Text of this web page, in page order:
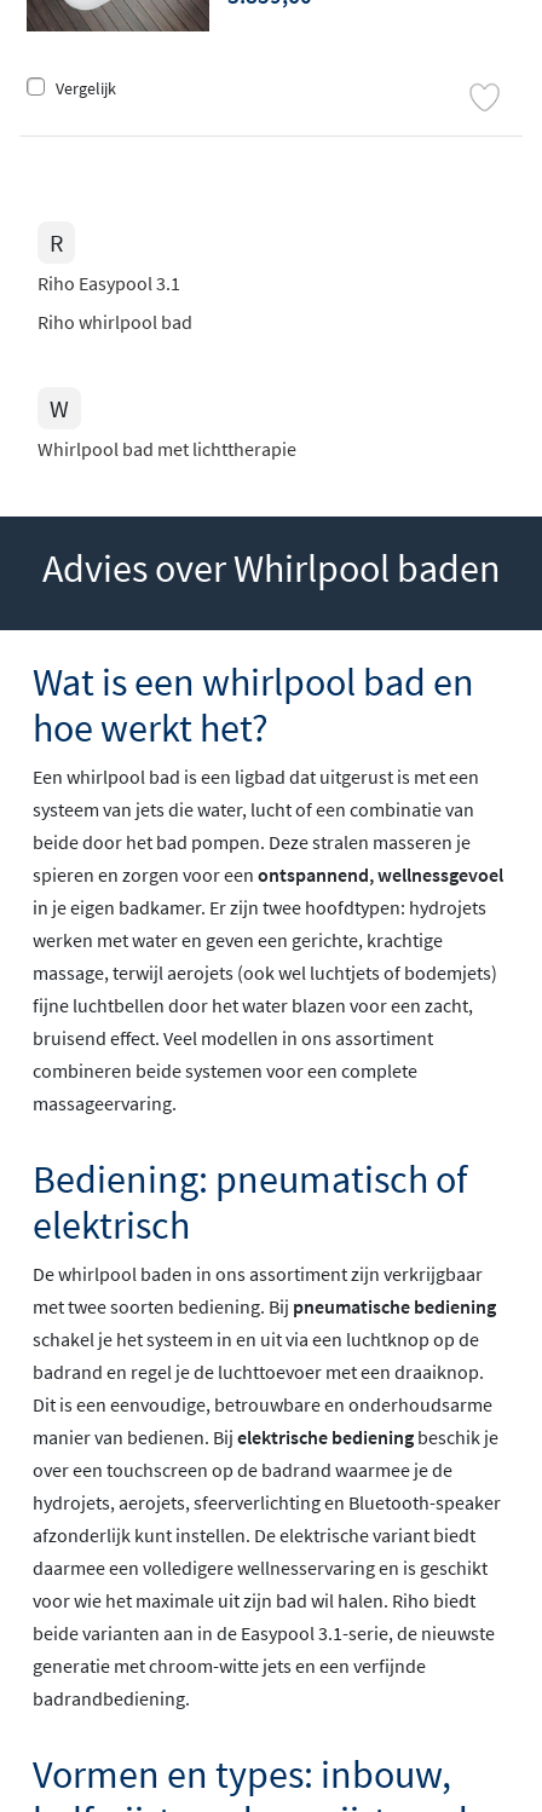
Vergelijk
R
Riho Easypool 3.1
Riho whirlpool bad
W
Whirlpool bad met lichttherapie
Advies over Whirlpool baden
Wat is een whirlpool bad en
hoe werkt het?
Een whirlpool bad is een ligbad dat uitgerust is met een
systeem van jets die water, lucht of een combinatie van
beide door het bad pompen. Deze stralen masseren je
spieren en zorgen voor een ontspannend, wellnessgevoel
in je eigen badkamer. Er zijn twee hoofdtypen: hydrojets
werken met water en geven een gerichte, krachtige
massage, terwijl aerojets (ook wel luchtjets of bodemjets)
fijne luchtbellen door het water blazen voor een zacht,
bruisend effect. Veel modellen in ons assortiment
combineren beide systemen voor een complete
massageervaring.
Bediening: pneumatisch of
elektrisch
De whirlpool baden in ons assortiment zijn verkrijgbaar
met twee soorten bediening. Bij pneumatische bediening
schakel je het systeem in en uit via een luchtknop op de
badrand en regel je de luchttoevoer met een draaiknop.
Dit is een eenvoudige, betrouwbare en onderhoudsarme
manier van bedienen. Bij elektrische bediening beschik je
over een touchscreen op de badrand waarmee je de
hydrojets, aerojets, sfeerverlichting en Bluetooth-speaker
afzonderlijk kunt instellen. De elektrische variant biedt
daarmee een volledigere wellnesservaring en is geschikt
voor wie het maximale uit zijn bad wil halen. Riho biedt
beide varianten aan in de Easypool 3.1-serie, de nieuwste
generatie met chroom-witte jets en een verfijnde
badrandbediening.
Vormen en types: inbouw,